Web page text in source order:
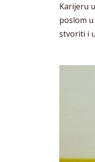
Karijeru
poslom
stvoriti i